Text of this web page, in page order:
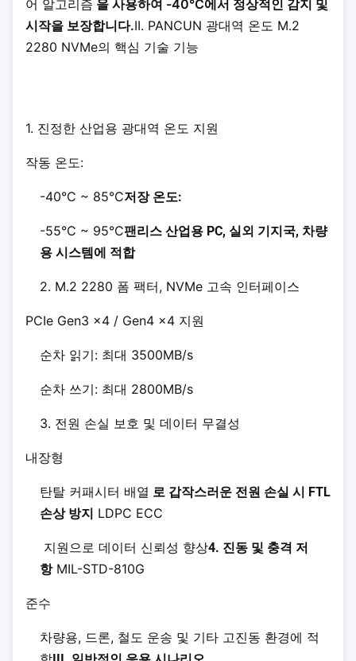
어 알고리즘 을 사용하여 -40°C에서 정상적인 감지 및
시작을 보장합니다.II. PANCUN 광대역 온도 M.2
2280 NVMe의 핵심 기술 기능
1. 진정한 산업용 광대역 온도 지원
작동 온도:
-40°C ~ 85°C저장 온도:
-55°C ~ 95°C팬리스 산업용 PC, 실외 기지국, 차량
용 시스템에 적합
2. M.2 2280 폼 팩터, NVMe 고속 인터페이스
PCIe Gen3 x4 / Gen4 x4 지원
순차 읽기: 최대 3500MB/s
순차 쓰기: 최대 2800MB/s
3. 전원 손실 보호 및 데이터 무결성
내장형
탄탈 커패시터 배열 로 갑작스러운 전원 손실 시 FTL
손상 방지 LDPC ECC
지원으로 데이터 신뢰성 향상4. 진동 및 충격 저
항MIL-STD-810G
준수
차량용, 드론, 철도 운송 및 기타 고진동 환경에 적